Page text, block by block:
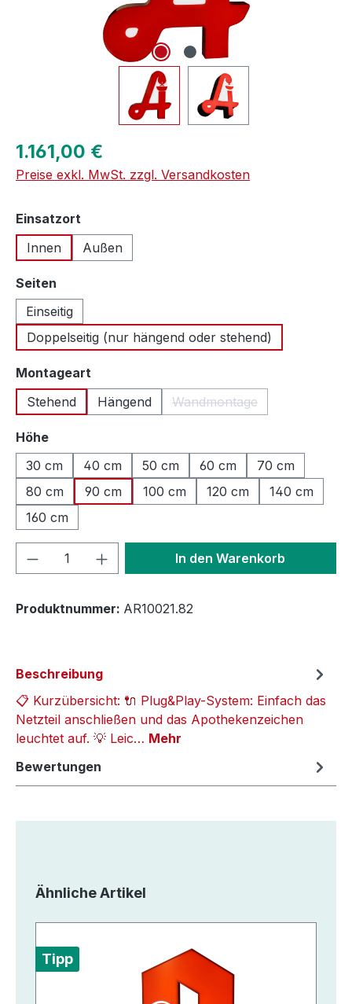
Regulärer Preis:
1.161,00 €
Preise exkl. MwSt. zzgl. Versandkosten
Einsatzort
Innen
Außen
Seiten
Einseitig
Doppelseitig (nur hängend oder stehend)
Montageart
Stehend
Hängend Wandmontage
(Diese Option ist zurzeit
Höheauswählen
30 cm
40 cm 50 cm 60 cm
70 cm
80 cm
90 cm 100 cm 120 cm
140 cm
160 cm
Produkt Anzahl: Gib denIn den Warenkorb
Produktnummer: AR10021.82
Beschreibung
📋 Kurzübersicht: 🔌 Plug&Play-System: Einfach das
Netzteil anschließen und das Apothekenzeichen
leuchtet auf. 💡 Leic… Mehr
Bewertungen
Produktgalerie überspringen
Ähnliche Artikel
Tipp